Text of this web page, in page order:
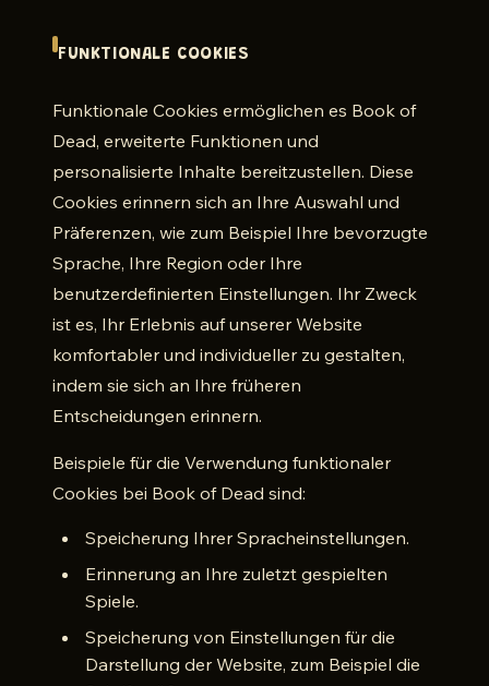
FUNKTIONALE COOKIES
Funktionale Cookies ermöglichen es Book of
Dead, erweiterte Funktionen und
personalisierte Inhalte bereitzustellen. Diese
Cookies erinnern sich an Ihre Auswahl und
Präferenzen, wie zum Beispiel Ihre bevorzugte
Sprache, Ihre Region oder Ihre
benutzerdefinierten Einstellungen. Ihr Zweck
ist es, Ihr Erlebnis auf unserer Website
komfortabler und individueller zu gestalten,
indem sie sich an Ihre früheren
Entscheidungen erinnern.
Beispiele für die Verwendung funktionaler
Cookies bei Book of Dead sind:
Speicherung Ihrer Spracheinstellungen.
Erinnerung an Ihre zuletzt gespielten
Spiele.
Speicherung von Einstellungen für die
Darstellung der Website, zum Beispiel die